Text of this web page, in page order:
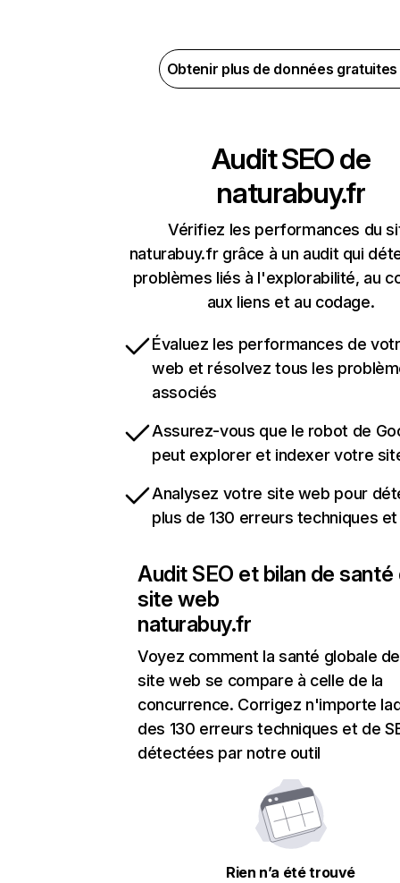
Obtenir plus de données
Audit SEO de
naturabuy.fr
Vérifiez les performances du
naturabuy.fr grâce à un audit qui
problèmes liés à l'explorabilité, au
aux liens et au codage.
Évaluez les performances de
web et résolvez tous les
associés
Assurez-vous que le robot de
peut explorer et indexer votre
Analysez votre site web pour
plus de 130 erreurs techniques et
Audit SEO et bilan de santé
site web
naturabuy.fr
Voyez comment la santé globale
site web se compare à celle de la
concurrence. Corrigez n'importe
des 130 erreurs techniques et de
détectées par notre outil
Rien n’a été trouvé